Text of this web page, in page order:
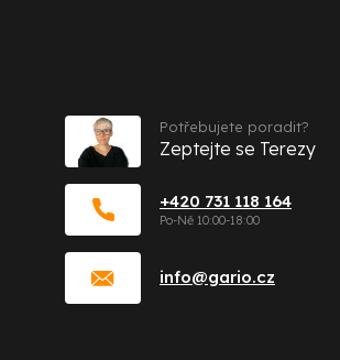
info@gario.cz
+420 731 118 164
Potřebujete poradit?
Zeptejte se Terezy